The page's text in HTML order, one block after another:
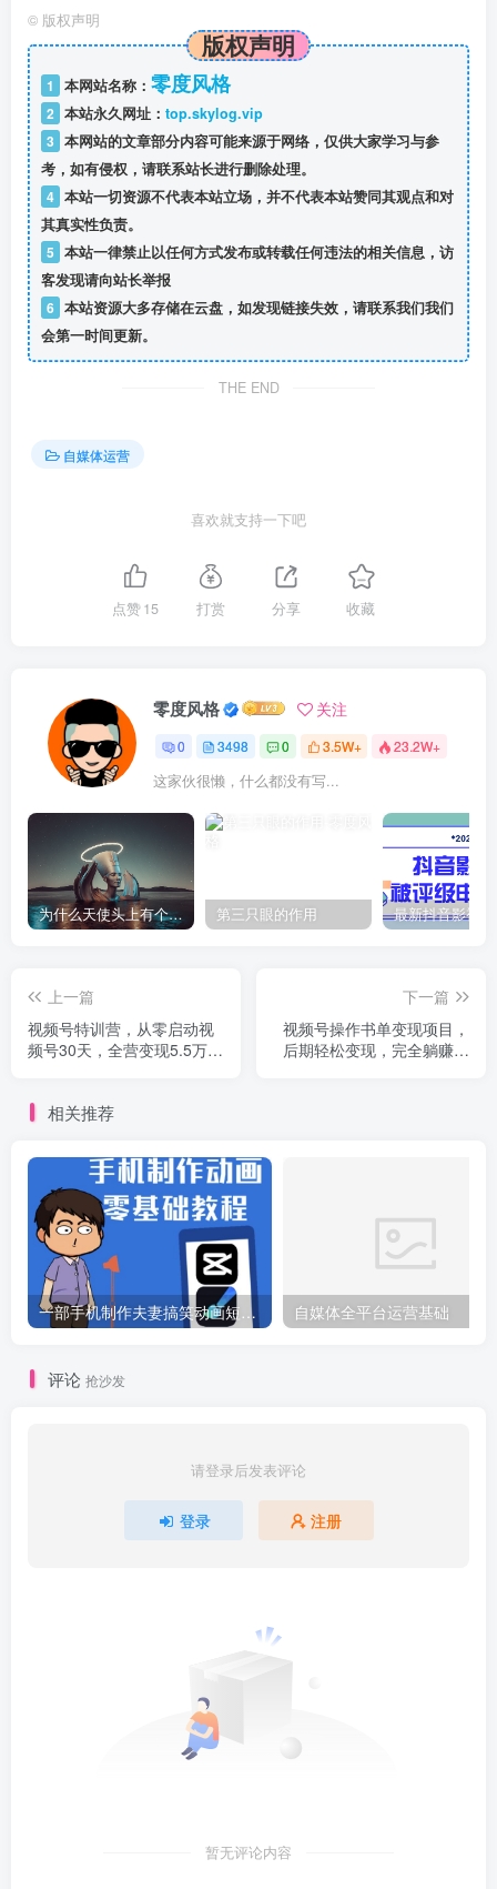
© 版权声明
版权声明
1 本网站名称： 零度风格
2 本站永久网址： top.skylog.vip
3 本网站的文章部分内容可能来源于网络，仅供大家学习与参
考，如有侵权，请联系站长进行删除处理。
4 本站一切资源不代表本站立场，并不代表本站赞同其观点和对
其真实性负责。
5 本站一律禁止以任何方式发布或转载任何违法的相关信息，访
客发现请向站长举报
6 本站资源大多存储在云盘，如发现链接失效，请联系我们我们
会第一时间更新。
THE END
自媒体运营
喜欢就支持一下吧
点赞15 打赏 分享 收藏
零度风格 关注
0 3498 0 3.5W+ 23.2W+
这家伙很懒，什么都没有写...
为什么天使头上有个圈？ 第三只眼的作用
上一篇
视频号特训营，从零启动视
频号30天，全营变现5.5万元
下一篇
视频号操作书单变现项目，
后期轻松变现，完全躺赚日
相关推荐
一部手机制作夫妻搞笑动画短视频教程，零基础也能快速上手 自媒体全平台运营基础
评论 抢沙发
请登录后发表评论
登录 注册
暂无评论内容